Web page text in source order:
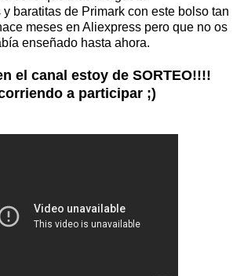
baratitas de Primark con este bolso tan
meses en Aliexpress pero que no os
enseñado hasta ahora.
el canal estoy de SORTEO!!!!
a participar ;)